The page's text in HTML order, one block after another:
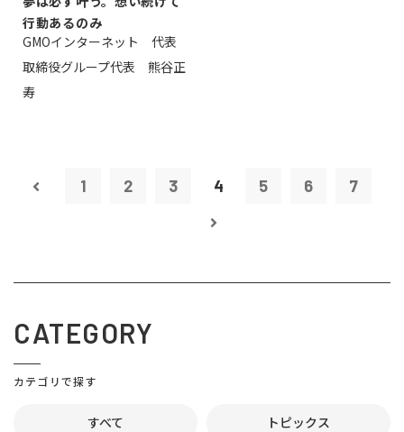
行動あるのみ
GMOインターネット 代表
取締役グループ代表 熊谷正
寿
1 2 3 4 5 6 7
CATEGORY
カテゴリで探す
すべて トピックス